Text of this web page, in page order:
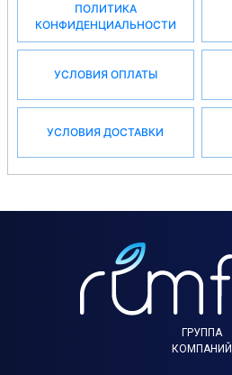
ПОЛИТИКА
КОНФИДЕНЦИАЛЬНОСТИ
УСЛОВИЯ ОПЛАТЫ
УСЛОВИЯ ДОСТАВКИ
ГРУППА
КОМПАНИЙ